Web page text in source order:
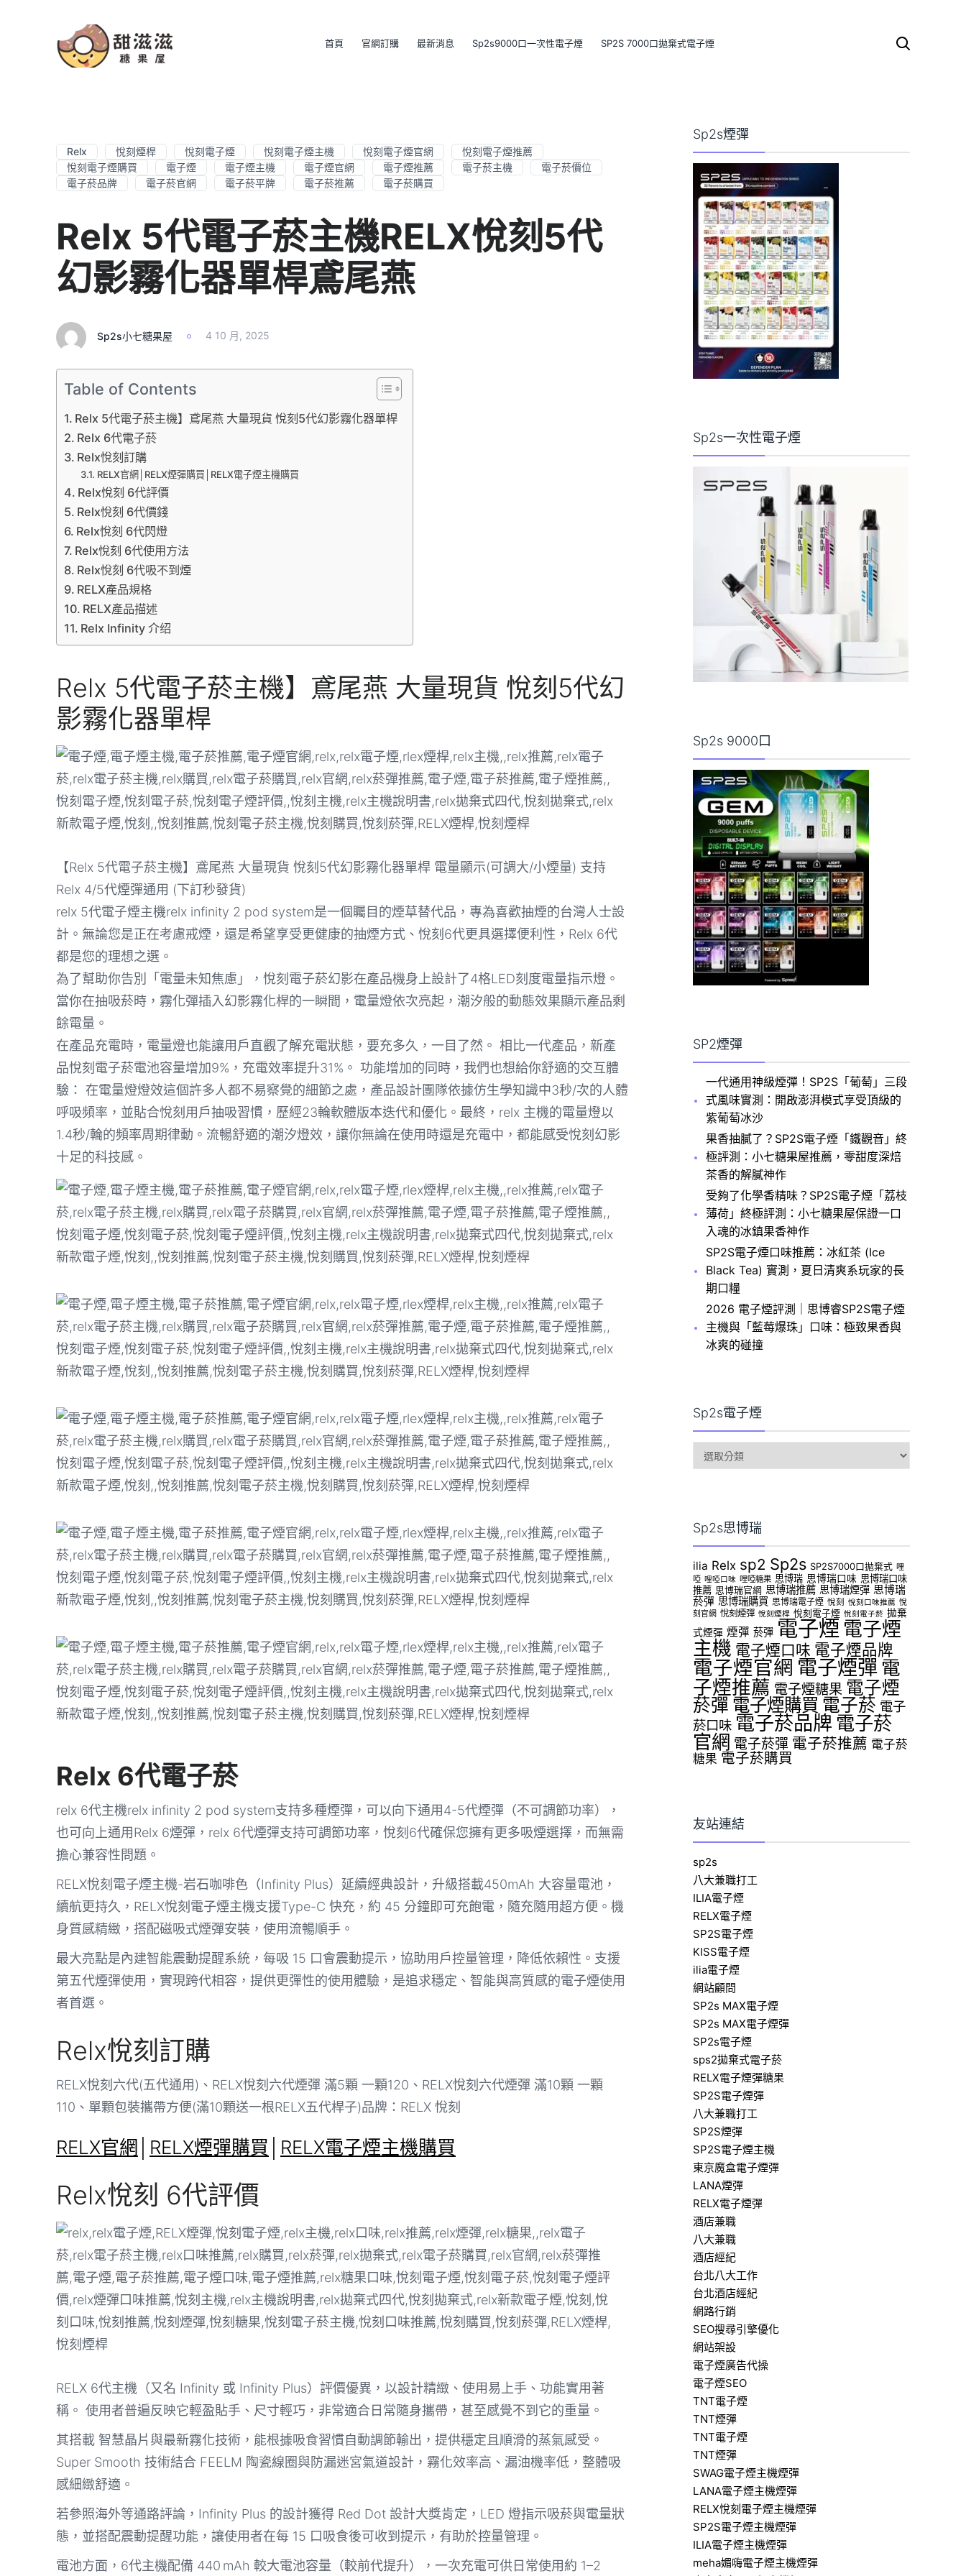
首頁 官網訂購 最新消息 Sp2s9000口一次性電子煙 SP2S 7000口拋棄式電子煙
Relx 悅刻煙桿 悅刻電子煙 悅刻電子煙主機 悅刻電子煙官網
悅刻電子煙推薦
悅刻電子煙購買
電子煙 電子煙主機 電子煙官網 電子煙推薦 電子菸主機
電子菸價位
電子菸品牌
電子菸官網 電子菸平牌 電子菸推薦 電子菸購買
Relx 5代電子菸主機RELX悅刻5代
幻影霧化器單桿鳶尾燕
Sp2s小七糖果屋 4 10 月, 2025
Table of Contents
Relx 5代電子菸主機】鳶尾燕 大量現貨 悅刻5代幻影霧化器單桿
Relx 6代電子菸
Relx悅刻訂購
RELX官網│RELX煙彈購買│RELX電子煙主機購買
Relx悅刻 6代評價
Relx悅刻 6代價錢
Relx悅刻 6代閃燈
Relx悅刻 6代使用方法
Relx悅刻 6代吸不到煙
RELX產品規格
RELX產品描述
Relx Infinity 介绍
Relx 5代電子菸主機】鳶尾燕 大量現貨 悅刻5代幻
影霧化器單桿
【Relx 5代電子菸主機】鳶尾燕 大量現貨 悅刻5代幻影霧化器單桿 電量顯示(可調大/小煙量) 支持
Relx 4/5代煙彈通用 (下訂秒發貨)
relx 5代電子煙主機relx infinity 2 pod system是一個矚目的煙草替代品，專為喜歡抽煙的台灣人士設
計。無論您是正在考慮戒煙，還是希望享受更健康的抽煙方式、悅刻6代更具選擇便利性，Relx 6代
都是您的理想之選。
為了幫助你告別「電量未知焦慮」，悅刻電子菸幻影在產品機身上設計了4格LED刻度電量指示燈。
當你在抽吸菸時，霧化彈插入幻影霧化桿的一瞬間，電量燈依次亮起，潮汐般的動態效果顯示產品剩
餘電量。
在產品充電時，電量燈也能讓用戶直觀了解充電狀態，要充多久，一目了然。 相比一代產品，新產
品悅刻電子菸電池容量增加9%，充電效率提升31%。 功能增加的同時，我們也想給你舒適的交互體
驗： 在電量燈燈效這個許多人都不易察覺的細節之處，產品設計團隊依據仿生學知識中3秒/次的人體
呼吸頻率，並貼合悅刻用戶抽吸習慣，歷經23輪軟體版本迭代和優化。最終，relx 主機的電量燈以
1.4秒/輪的頻率周期律動。流暢舒適的潮汐燈效，讓你無論在使用時還是充電中，都能感受悅刻幻影
十足的科技感。
Relx 6代電子菸
relx 6代主機relx infinity 2 pod system支持多種煙彈，可以向下通用4-5代煙彈（不可調節功率），
也可向上通用Relx 6煙彈，relx 6代煙彈支持可調節功率，悅刻6代確保您擁有更多吸煙選擇，而無需
擔心兼容性問題。
RELX悅刻電子煙主機-岩石咖啡色（Infinity Plus）延續經典設計，升級搭載450mAh 大容量電池，
續航更持久，RELX悅刻電子煙主機支援Type-C 快充，約 45 分鐘即可充飽電，隨充隨用超方便。機
身質感精緻，搭配磁吸式煙彈安裝，使用流暢順手。
最大亮點是內建智能震動提醒系統，每吸 15 口會震動提示，協助用戶控量管理，降低依賴性。支援
第五代煙彈使用，實現跨代相容，提供更彈性的使用體驗，是追求穩定、智能與高質感的電子煙使用
者首選。
Relx悅刻訂購
RELX悅刻六代(五代通用)、RELX悅刻六代煙彈 滿5顆 一顆120、RELX悅刻六代煙彈 滿10顆 一顆
110、單顆包裝攜帶方便(滿10顆送一根RELX五代桿子)品牌：RELX 悅刻
RELX官網 RELX煙彈購買 RELX電子煙主機購買
Relx悅刻 6代評價
RELX 6代主機（又名 Infinity 或 Infinity Plus）評價優異，以設計精緻、使用易上手、功能實用著
稱。 使用者普遍反映它輕盈貼手、尺寸輕巧，非常適合日常隨身攜帶，甚至感覺不到它的重量。
其搭載 智慧晶片與最新霧化技術，能根據吸食習慣自動調節輸出，提供穩定且順滑的蒸氣感受。
Super Smooth 技術結合 FEELM 陶瓷線圈與防漏迷宮氣道設計，霧化效率高、漏油機率低，整體吸
感細緻舒適。
若參照海外等通路評論，Infinity Plus 的設計獲得 Red Dot 設計大獎肯定，LED 燈指示吸菸與電量狀
態，並搭配震動提醒功能，讓使用者在每 15 口吸食後可收到提示，有助於控量管理。
電池方面，6代主機配備 440 mAh 較大電池容量（較前代提升），一次充電可供日常使用約 1–2
Sp2s煙彈
Sp2s一次性電子煙
Sp2s 9000口
SP2煙彈
一代通用神級煙彈！SP2S「葡萄」三段
式風味實測：開啟澎湃模式享受頂級的
紫葡萄冰沙
果香抽膩了？SP2S電子煙「鐵觀音」終
極評測：小七糖果屋推薦，零甜度深焙
茶香的解膩神作
受夠了化學香精味？SP2S電子煙「荔枝
薄荷」終極評測：小七糖果屋保證一口
入魂的冰鎮果香神作
SP2S電子煙口味推薦：冰紅茶 (Ice
Black Tea) 實測，夏日清爽系玩家的長
期口糧
2026 電子煙評測｜思博睿SP2S電子煙
主機與「藍莓爆珠」口味：極致果香與
冰爽的碰撞
Sp2s電子煙
sp2s
子
Sp2s思博瑞
ilia Relx sp2 Sp2s SP2S7000口拋棄式 哩
啞 哩啞口味 哩啞糖果 思博瑞 思博瑞口味 思博瑞口味
推薦 思博瑞官網 思博瑞推薦 思博瑞煙彈 思博瑞
菸彈 思博瑞購買 思博瑞電子煙 悅刻 悅刻口味推薦 悅
刻官網 悅刻煙彈 悅刻煙桿 悅刻電子煙 悅刻電子菸 拋棄
式煙彈 煙彈 菸彈 電子煙 電子煙
主機 電子煙口味 電子煙品牌
電子煙官網 電子煙彈 電
子煙推薦 電子煙糖果 電子煙
菸彈 電子煙購買 電子菸 電子
菸口味 電子菸品牌 電子菸
官網 電子菸彈 電子菸推薦 電子菸
糖果 電子菸購買
友站連結
sp2s
八大兼職打工
ILIA電子煙
RELX電子煙
SP2S電子煙
KISS電子煙
ilia電子煙
網站顧問
SP2s MAX電子煙
SP2s MAX電子煙彈
SP2s電子煙
sps2拋棄式電子菸
RELX電子煙彈糖果
SP2S電子煙彈
八大兼職打工
SP2S煙彈
SP2S電子煙主機
東京魔盒電子煙彈
LANA煙彈
RELX電子煙彈
酒店兼職
八大兼職
酒店經紀
台北八大工作
台北酒店經紀
網路行銷
SEO搜尋引擎優化
網站架設
電子煙廣告代操
電子煙SEO
TNT電子煙
TNT煙彈
TNT電子煙
TNT煙彈
SWAG電子煙主機煙彈
LANA電子煙主機煙彈
RELX悅刻電子煙主機煙彈
SP2S電子煙主機煙彈
ILIA電子煙主機煙彈
meha媚嗨電子煙主機煙彈